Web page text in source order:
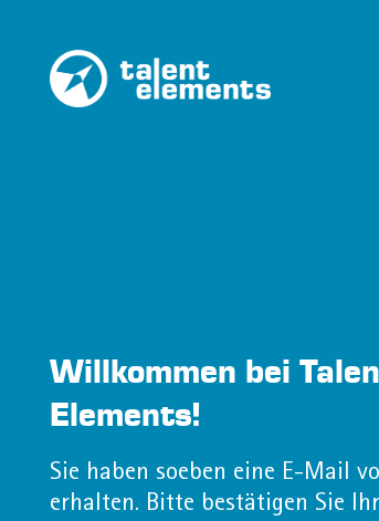
Willkommen bei
Elements!
Sie haben soeben eine E-Mail
erhalten. Bitte bestätigen Sie